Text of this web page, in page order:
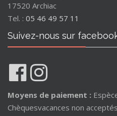
17520 Archiac
Tel. : 05 46 49 57 11
Suivez-nous sur
Moyens de paiement :
Chèquesvacances non